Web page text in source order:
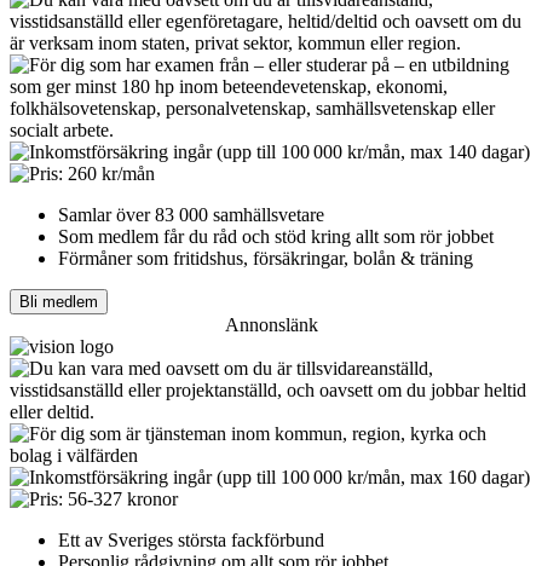
Samlar över 83 000 samhällsvetare
Som medlem får du råd och stöd kring allt som rör jobbet
Förmåner som fritidshus, försäkringar, bolån & träning
Bli medlem
Annonslänk
Ett av Sveriges största fackförbund
Personlig rådgivning om allt som rör jobbet